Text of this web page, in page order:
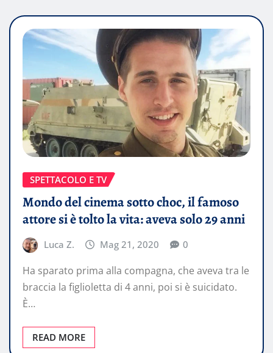
SPETTACOLO E TV
Mondo del cinema sotto choc, il famoso
attore si è tolto la vita: aveva solo 29 anni
Luca Z. Mag 21, 2020 0
Ha sparato prima alla compagna, che aveva tra le
braccia la figlioletta di 4 anni, poi si è suicidato.
È…
READ MORE